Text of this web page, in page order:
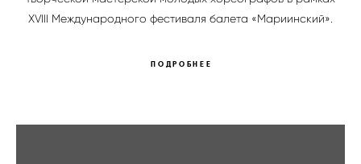
XVIII Международного фестиваля балета «Мариинский».
ПОДРОБНЕЕ